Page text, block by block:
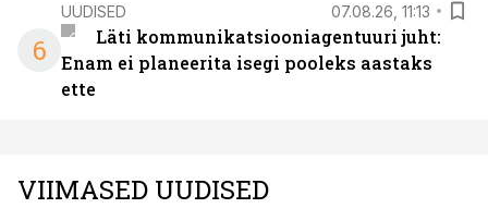
6
UUDISED 07.08.26, 11:13
Läti kommunikatsiooniagentuuri juht:
Enam ei planeerita isegi pooleks aastaks
ette
VIIMASED UUDISED